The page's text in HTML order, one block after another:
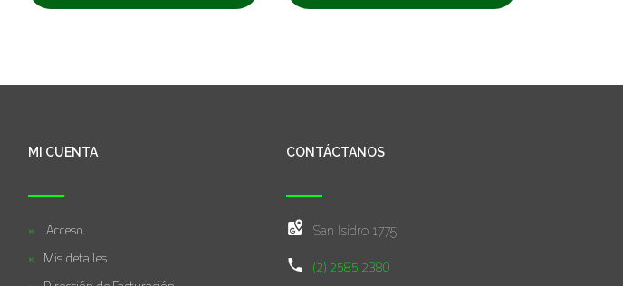
MI CUENTA
Acceso
Mis detalles
CONTÁCTANOS
San Isidro 1775,
(2) 2585 2380